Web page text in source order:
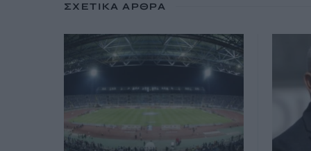
ΣΧΕΤΙΚΆ ΆΡΘΡΑ